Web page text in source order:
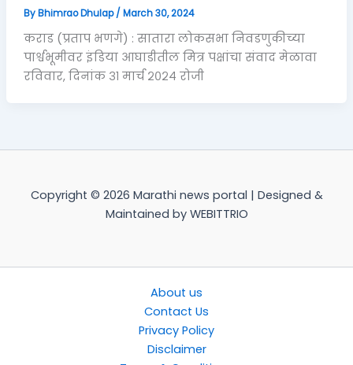
By Bhimrao Dhulap/ March 30, 2024
कराड (प्रताप भणगे) : सातारा लोकसभा निवडणुकीच्या
पार्श्वभूमीवर इंडिया आघाडीतील मित्र पक्षांचा संवाद मेळावा
रविवार, दिनांक ३१ मार्च २०२४ रोजी
Copyright © 2026 Marathi news portal | Designed &
Maintained by WEBITTRIO
About us
Contact Us
Privacy Policy
Disclaimer